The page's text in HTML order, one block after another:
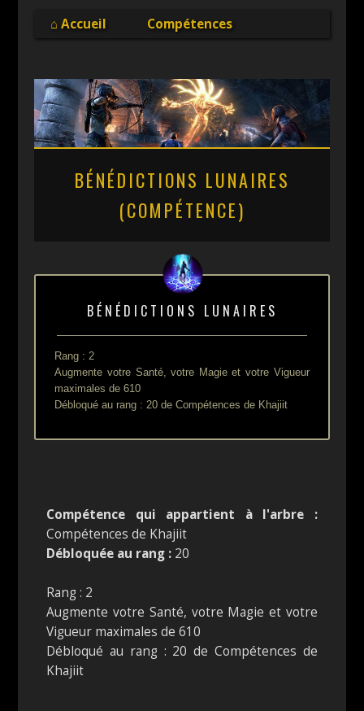
⌂ Accueil Compétences
BÉNÉDICTIONS LUNAIRES
(COMPÉTENCE)
BÉNÉDICTIONS LUNAIRES
Rang : 2
Augmente votre Santé, votre Magie et votre Vigueur
maximales de 610
Débloqué au rang : 20 de Compétences de Khajiit
Compétence qui appartient à l'arbre :
Compétences de Khajiit
Débloquée au rang : 20
Rang : 2
Augmente votre Santé, votre Magie et votre
Vigueur maximales de 610
Débloqué au rang : 20 de Compétences de
Khajiit